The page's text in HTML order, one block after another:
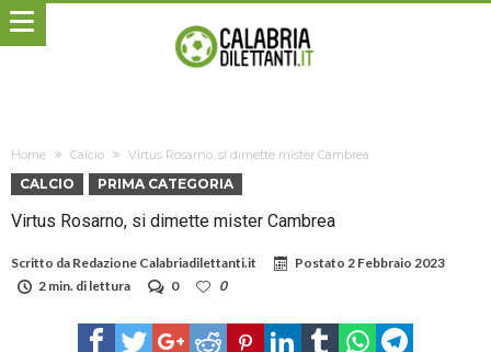
Home Calcio Virtus Rosarno, si dimette mister Cambrea
CALCIO PRIMA CATEGORIA
Virtus Rosarno, si dimette mister Cambrea
Scritto da Redazione Calabriadilettanti.it Postato 2 Febbraio 2023
2 min. di lettura
0 0